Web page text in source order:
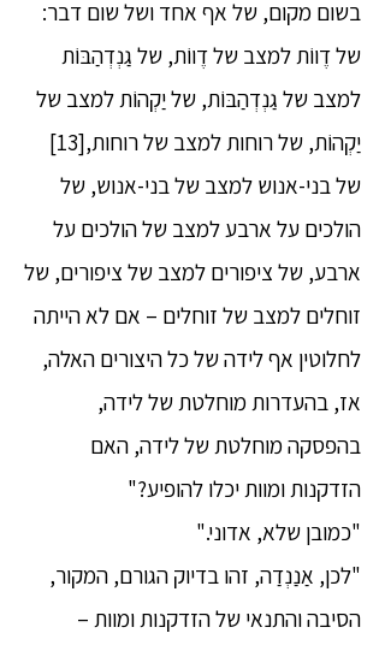
בשום מקום, של אף אחד ושל שום דבר:
של דֶווֹת למצב של דֶווֹת, של גַנְדְהַבּוֹת
למצב של גַנְדְהַבּוֹת, של יַקְהוֹת למצב של
יַקְהוֹת, של רוחות למצב של רוחות,[13]
של בני-אנוש למצב של בני-אנוש, של
הולכים על ארבע למצב של הולכים על
ארבע, של ציפורים למצב של ציפורים, של
זוחלים למצב של זוחלים – אם לא הייתה
לחלוטין אף לידה של כל היצורים האלה,
אז, בהעדרות מוחלטת של לידה,
בהפסקה מוחלטת של לידה, האם
הזדקנות ומוות יכלו להופיע?"
"כמובן שלא, אדוני."
"לכן, אַנַנְדַה, זהו בדיוק הגורם, המקור,
הסיבה והתנאי של הזדקנות ומוות –